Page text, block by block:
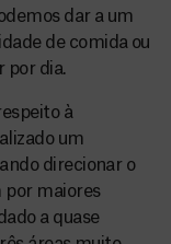
dar a um
de comida ou
por dia.
à
um
direcionar o
por maiores
a quase